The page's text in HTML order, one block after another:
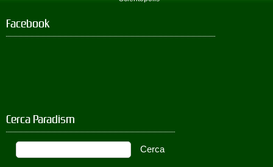
Facebook
Cerca Paradism